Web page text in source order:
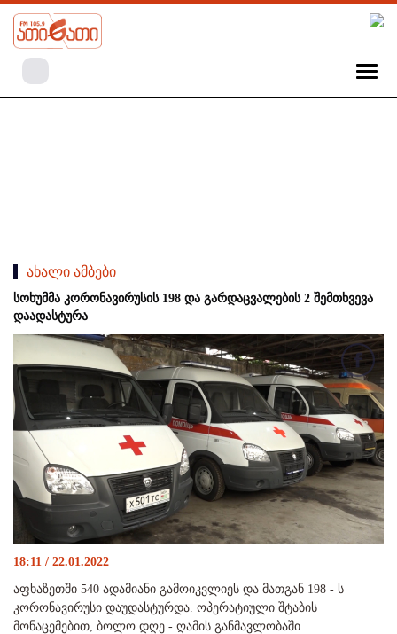
ახალი ამბები
სოხუმმა კორონავირუსის 198 და გარდაცვალების 2 შემთხვევა
დაადასტურა
18:11 / 22.01.2022
აფხაზეთში 540 ადამიანი გამოიკვლიეს და მათგან 198 - ს
კორონავირუსი დაუდასტურდა. ოპერატიული შტაბის
მონაცემებით, ბოლო დღე - ღამის განმავლობაში